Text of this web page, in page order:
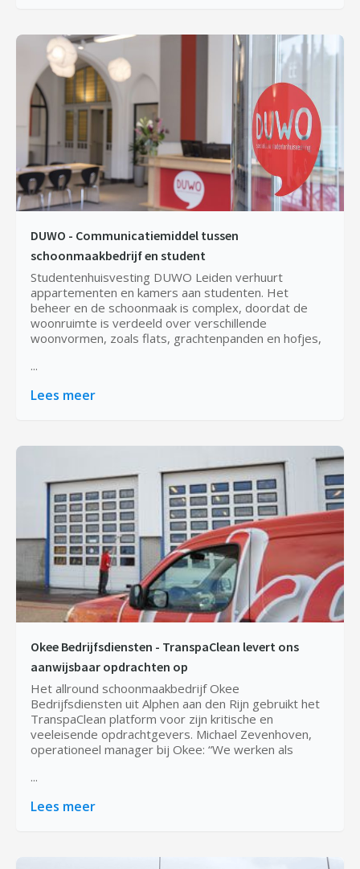
DUWO - Communicatiemiddel tussen
schoonmaakbedrijf en student
Studentenhuisvesting DUWO Leiden verhuurt
appartementen en kamers aan studenten. Het
beheer en de schoonmaak is complex, doordat de
woonruimte is verdeeld over verschillende
woonvormen, zoals flats, grachtenpanden en hofjes,
...
Lees meer
Okee Bedrijfsdiensten - TranspaClean levert ons
aanwijsbaar opdrachten op
Het allround schoonmaakbedrijf Okee
Bedrijfsdiensten uit Alphen aan den Rijn gebruikt het
TranspaClean platform voor zijn kritische en
veeleisende opdrachtgevers. Michael Zevenhoven,
operationeel manager bij Okee: “We werken als
...
Lees meer